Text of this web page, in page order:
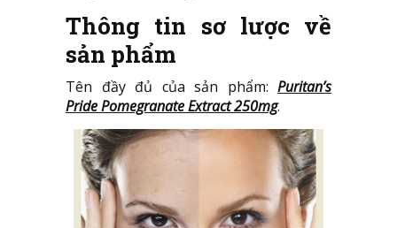
Thông tin sơ lược về
sản phẩm
Tên đầy đủ của sản phẩm: Puritan’s
Pride Pomegranate Extract 250mg.